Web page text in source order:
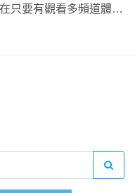
只要有觀看多頻道體育